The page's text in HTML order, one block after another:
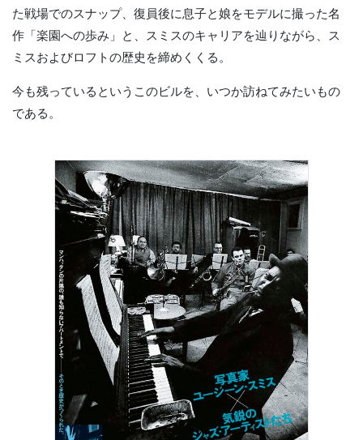
た戦場でのスナップ、復員後に息子と娘をモデルに撮った名
作「楽園への歩み」と、スミスのキャリアを辿りながら、ス
ミスおよびロフトの歴史を締めくくる。
今も残っているというこのビルを、いつか訪ねてみたいもの
である。